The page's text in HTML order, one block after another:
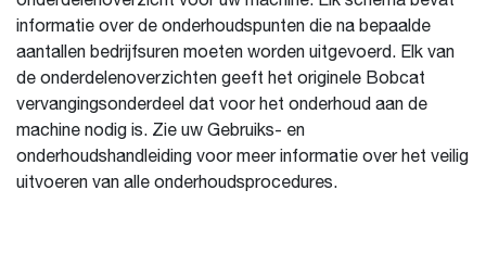
informatie over de onderhoudspunten die na bepaalde
aantallen bedrijfsuren moeten worden uitgevoerd. Elk van
de onderdelenoverzichten geeft het originele Bobcat
vervangingsonderdeel dat voor het onderhoud aan de
machine nodig is. Zie uw Gebruiks- en
onderhoudshandleiding voor meer informatie over het veilig
uitvoeren van alle onderhoudsprocedures.